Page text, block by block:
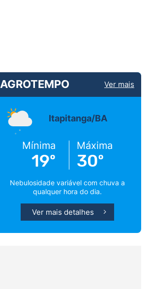
AGROTEMPO Ver mais
Itapitanga/BA
Mínima
19º
Máxima
30º
Nebulosidade variável com chuva a
qualquer hora do dia.
Ver mais detalhes